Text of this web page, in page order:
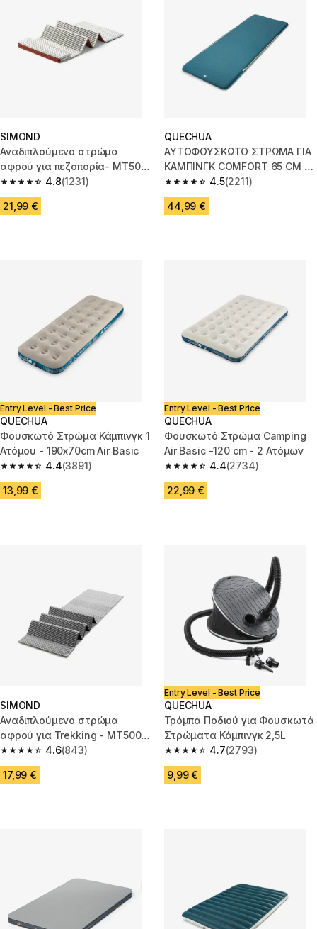
SIMOND
Αναδιπλούμενο στρώμα
αφρού για πεζοπορία- MT500
Insulating - 195 x 55 cm - 1 άτ
4.8
4.8 out of 5 stars from 1231 reviews
(1231)
21,99 €
QUECHUA
ΑΥΤΟΦΟΥΣΚΩΤΟ ΣΤΡΩΜΑ ΓΙΑ
ΚΑΜΠΙΝΓΚ COMFORT 65 CM 1
ΑΤΟΜΟΥ 4.5
4.5 out of 5 stars from 2211
(2211)
44,99 €
Entry Level - Best Price
QUECHUA
Φουσκωτό Στρώμα Κάμπινγκ 1
Ατόμου - 190x70cm Air Basic
4.4
4.4 out of 5 stars from 3891 reviews
(3891)
13,99 €
Entry Level - Best Price
QUECHUA
Φουσκωτό Στρώμα Camping
Air Basic -120 cm - 2 Ατόμων
4.4
4.4 out of 5 stars from 2734
(2734)
22,99 €
SIMOND
Αναδιπλούμενο στρώμα
αφρού για Trekking - MT500 -
180 x 55 cm - 1 άτομο
4.6
4.6 out of 5 stars from 843 reviews
(843)
17,99 €
Entry Level - Best Price
QUECHUA
Τρόμπα Ποδιού για Φουσκωτά
Στρώματα Κάμπινγκ 2,5L
4.7
4.7 out of 5 stars from 2793
(2793)
9,99 €